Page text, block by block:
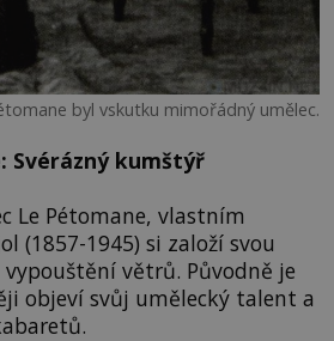
byl vskutku mimořádný umělec.
Svérázný kumštýř
Le Pétomane, vlastním
(1857-1945) si založí svou
větrů. Původně je
objeví svůj umělecký talent a